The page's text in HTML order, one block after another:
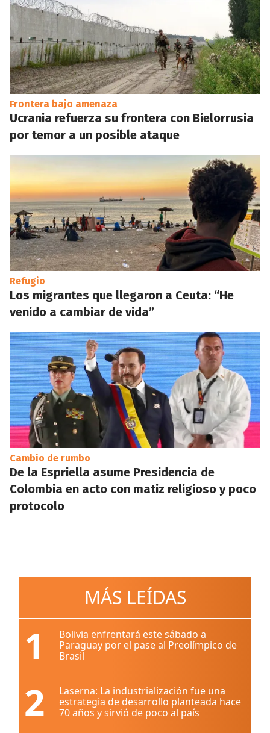
Frontera bajo amenaza
Ucrania refuerza su frontera con Bielorrusia
por temor a un posible ataque
Refugio
Los migrantes que llegaron a Ceuta: “He
venido a cambiar de vida”
Cambio de rumbo
De la Espriella asume Presidencia de
Colombia en acto con matiz religioso y poco
protocolo
MÁS LEÍDAS
1
Bolivia enfrentará este sábado a
Paraguay por el pase al Preolímpico de
Brasil
2
Laserna: La industrialización fue una
estrategia de desarrollo planteada hace
70 años y sirvió de poco al país